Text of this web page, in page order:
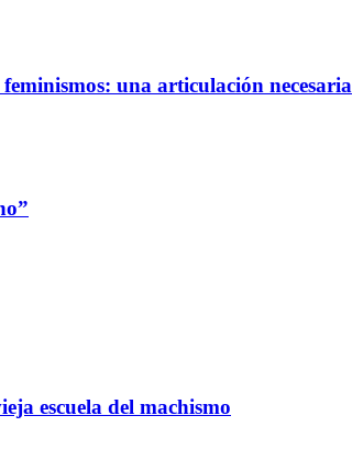
una articulación necesaria
escuela del machismo